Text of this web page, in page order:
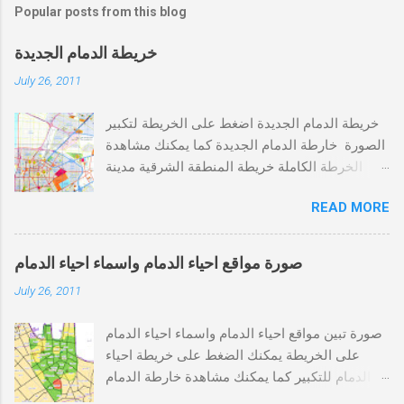
Popular posts from this blog
خريطة الدمام الجديدة
July 26, 2011
خريطة الدمام الجديدة اضغط على الخريطة لتكبير
الصورة خارطة الدمام الجديدة كما يمكنك مشاهدة
الخرطة الكاملة خريطة المنطقة الشرقية مدينة
كاملة اضغط هنا أو يمكنك الضغط على خريطة
احياء الدمام
READ MORE
صورة مواقع احياء الدمام واسماء احياء الدمام
July 26, 2011
صورة تبين مواقع احياء الدمام واسماء احياء الدمام
على الخريطة يمكنك الضغط على خريطة احياء
الدمام للتكبير كما يمكنك مشاهدة خارطة الدمام